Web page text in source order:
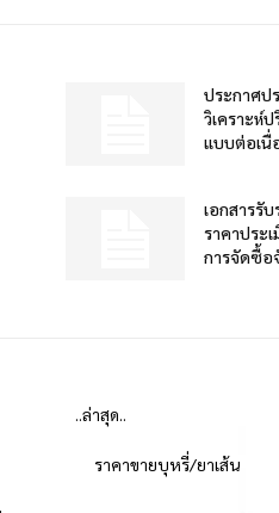
ประกาศป
วิเคราะห์
แบบต่อเนื่
เอกสารรั
ราคาประ
การจัดซื้อ
..ล่าสุด..
ราคาขายบุหรี่/ยาเส้น